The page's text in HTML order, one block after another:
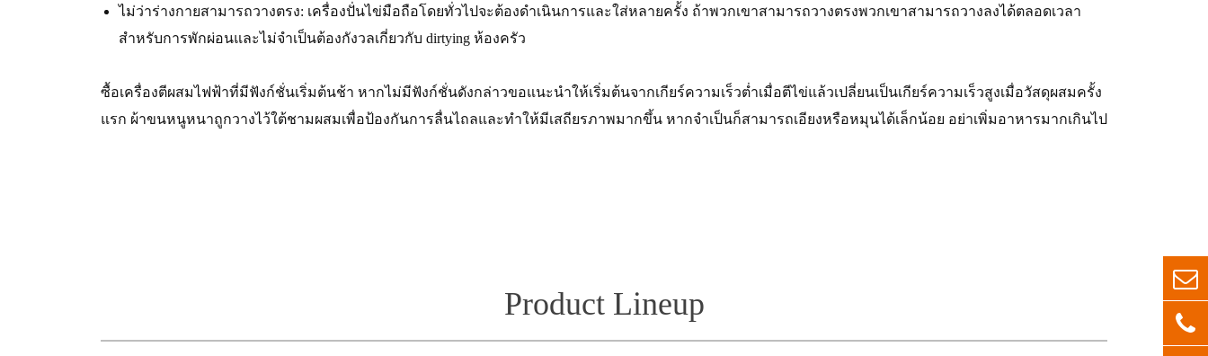
ไม่ว่าร่างกายสามารถวางตรง: เครื่องปั่นไข่มือถือโดยทั่วไปจะต้องดำเนินการและใส่หลายครั้ง ถ้าพวกเขาสามารถวางตรงพวกเขาสามารถวางลงได้ตลอดเวลา
สำหรับการพักผ่อนและไม่จำเป็นต้องกังวลเกี่ยวกับ dirtying ห้องครัว
ซื้อเครื่องตีผสมไฟฟ้าที่มีฟังก์ชั่นเริ่มต้นช้า หากไม่มีฟังก์ชั่นดังกล่าวขอแนะนำให้เริ่มต้นจากเกียร์ความเร็วต่ำเมื่อตีไข่แล้วเปลี่ยนเป็นเกียร์ความเร็วสูงเมื่อวัสดุผสมครั้ง
แรก ผ้าขนหนูหนาถูกวางไว้ใต้ชามผสมเพื่อป้องกันการลื่นไถลและทำให้มีเสถียรภาพมากขึ้น หากจำเป็นก็สามารถเอียงหรือหมุนได้เล็กน้อย อย่าเพิ่มอาหารมากเกินไป
Product Lineup